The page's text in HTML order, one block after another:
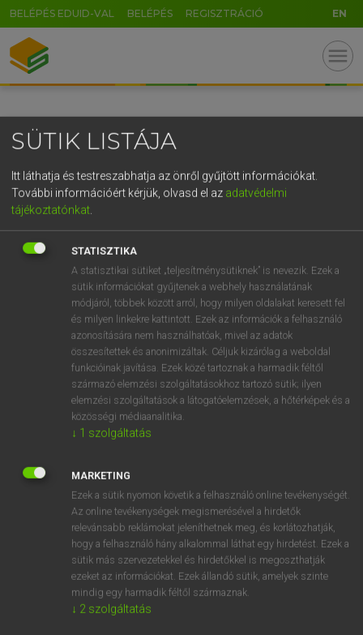
BELÉPÉS EDUID-VAL BELÉPÉS REGISZTRÁCIÓ EN
menu
OOOOPS!
SZOTAR.NET APPLIKÁCIÓ
MICROSOFT OFFICE BŐVÍTMÉNY
BEÉPÜLŐ SZÓTÁRMODUL
ONLINE NYELVVIZSGA
SÜTIK LISTÁJA
Itt láthatja és testreszabhatja az önről gyűjtött információkat.
További információért kérjük, olvasd el az adatvédelmi
tájékoztatónkat
STATISZTIKA
A statisztikai sütiket „teljesítménysütiknek” is nevezik. Ezek a
sütik információkat gyűjtenek a webhely használatának
módjáról, többek között arról, hogy milyen oldalakat keresett fel
és milyen linkekre kattintott. Ezek az információk a felhasználó
azonosítására nem használhatóak, mivel az adatok
összesítettek és anonimizáltak. Céljuk kizárólag a weboldal
funkcióinak javítása. Ezek közé tartoznak a harmadik féltől
származó elemzési szolgáltatásokhoz tartozó sütik; ilyen
elemzési szolgáltatások a látogatóelemzések, a hőtérképek és a
közösségi médiaanalitika.
↓ 1 szolgáltatás
MARKETING
Ezek a sütik nyomon követik a felhasználó online tevékenységét.
Az online tevékenységek megismerésével a hirdetők
relevánsabb reklámokat jeleníthetnek meg, és korlátozhatják,
hogy a felhasználó hány alkalommal láthat egy hirdetést. Ezek a
sütik más szervezetekkel és hirdetőkkel is megoszthatják
ezeket az információkat. Ezek állandó sütik, amelyek szinte
mindig egy harmadik féltől származnak.
↓ 2 szolgáltatás
GR
5
g h k l
v b n m , . - AltGr